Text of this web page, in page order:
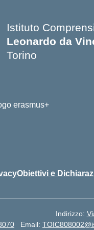
Istituto
Leonardo da
Torino
Obiettivi e
Indirizzo:
Email: